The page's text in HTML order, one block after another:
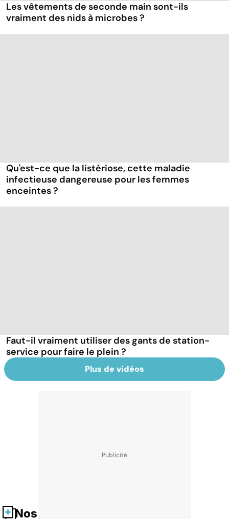
Les vêtements de seconde main sont-ils
vraiment des nids à microbes ?
Qu'est-ce que la listériose, cette maladie
infectieuse dangereuse pour les femmes
enceintes ?
Faut-il vraiment utiliser des gants de station-
service pour faire le plein ?
Plus de vidéos
Nos fiches santé